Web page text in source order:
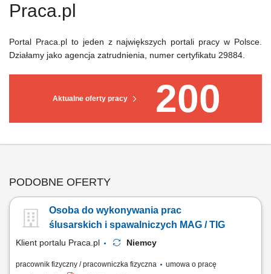
Praca.pl
Aktualne oferty pracy 200
Portal Praca.pl to jeden z największych portali pracy w Polsce.
Działamy jako agencja zatrudnienia, numer certyfikatu 29884.
PODOBNE OFERTY
Osoba do wykonywania prac
ślusarskich i spawalniczych MAG / TIG
Klient portalu Praca.pl Niemcy
pracownik fizyczny / pracowniczka fizyczna
umowa o pracę